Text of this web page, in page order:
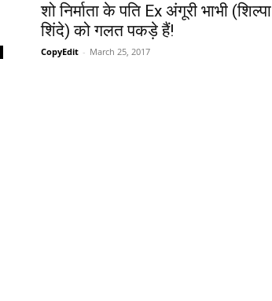
शो निर्माता के पति Ex अंगूरी भाभी (शिल्पा
शिंदे) को गलत पकड़े हैं!
CopyEdit - March 25, 2017